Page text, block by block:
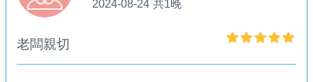
2024-08-24 共1晚
老闆親切